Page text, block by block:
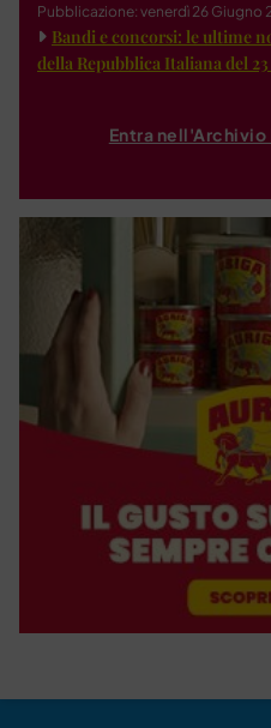
Pubblicazione: venerdì 26 Giugno
Bandi e concorsi: le ultime
della Repubblica Italiana del
Entra nell'Archivio